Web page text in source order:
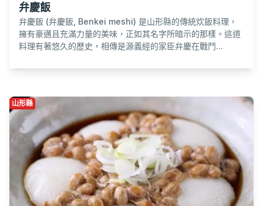
弁慶飯
弁慶飯 (弁慶飯, Benkei meshi) 是山形縣的傳統炊飯料理，
擁有豪邁且充滿力量的美味，正如其名字所暗示的那樣。這道
料理有著悠久的歷史，相傳是源義經的家臣弁慶在戰鬥...
山形縣